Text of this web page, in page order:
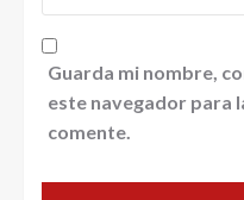
Guarda mi nombre,
este navegador para
comente.